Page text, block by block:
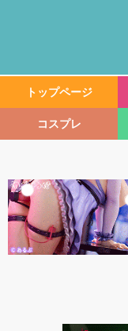
トップページ
コスプレ